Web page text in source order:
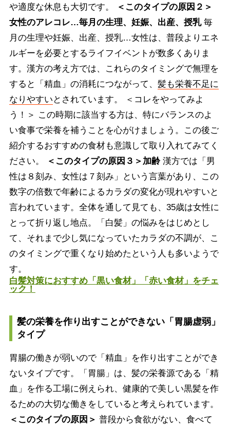
や適度な休息も大切です。
＜このタイプの原因２＞
女性のアレコレ…毎月の生理、妊娠、出産、授乳毎
月の生理や妊娠、出産、授乳…女性は、普段よりエネ
ルギーを必要とするライフイベントが数多くありま
す。漢方の考え方では、これらのタイミングで無理を
すると「精血」の消耗につながって、 髪も栄養不足に
なりやすい とされています。 ＜コレをやってみよ
う！＞ この時期に該当する方は、特にバランスのよ
い食事で栄養を補うことを心がけましょう。この後ご
紹介するおすすめの食材も意識して取り入れてみてく
ださい。
＜このタイプの原因３＞加齢漢方では「男
性は８刻み、女性は７刻み」という言葉があり、この
数字の倍数で年齢によるカラダの変化が現れやすいと
言われています。全体を通して見ても、35歳は女性に
とって折り返し地点。「白髪」の悩みをはじめとし
て、それまで少し気になっていたカラダの不調が、こ
のタイミングで重くなり始めたという人も多いようで
す。
白髪対策におすすめ「黒い食材」「赤い食材」をチェ
ック！
髪の栄養を作り出すことができない「胃腸虚弱」
タイプ
胃腸の働きが弱いので「精血」を作り出すことができ
ないタイプです。「胃腸」は、髪の栄養源である「精
血」を作る工場に例えられ、健康的で美しい黒髪を作
るための大切な働きをしていると考えられています。
＜このタイプの原因＞ 普段から食欲がない、食べて